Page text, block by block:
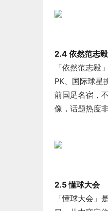
2.4 依然范志毅
「依然范志毅
PK、国际球星
前国足名宿，
像，话题热度非
2.5 懂球大会
「懂球大会」